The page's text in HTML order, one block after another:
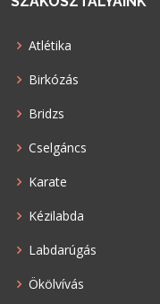
Atlétika
Birkózás
Bridzs
Cselgáncs
Karate
Kézilabda
Labdarúgás
Ökölvívás